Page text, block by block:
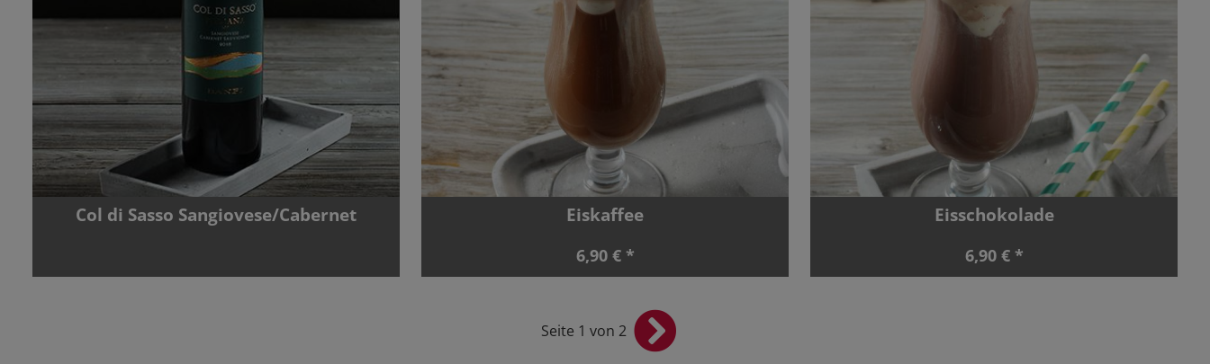
Col di Sasso Sangiovese/Cabernet Eiskaffee
6,90 € *
Eisschokolade
6,90 € *
Seite 1 von 2